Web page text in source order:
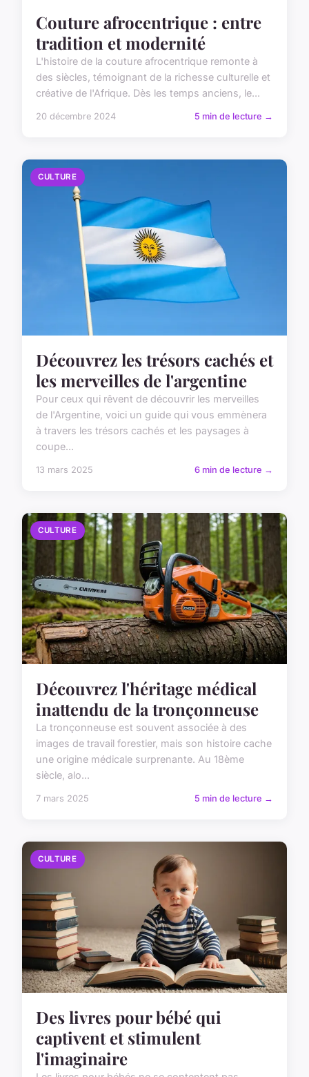
Couture afrocentrique : entre
tradition et modernité
L'histoire de la couture afrocentrique remonte à
des siècles, témoignant de la richesse culturelle et
créative de l'Afrique. Dès les temps anciens, le...
20 décembre 2024 5 min de lecture →
CULTURE
Découvrez les trésors cachés et
les merveilles de l'argentine
Pour ceux qui rêvent de découvrir les merveilles
de l'Argentine, voici un guide qui vous emmènera
à travers les trésors cachés et les paysages à
coupe...
13 mars 2025 6 min de lecture →
CULTURE
Découvrez l'héritage médical
inattendu de la tronçonneuse
La tronçonneuse est souvent associée à des
images de travail forestier, mais son histoire cache
une origine médicale surprenante. Au 18ème
siècle, alo...
7 mars 2025 5 min de lecture →
CULTURE
Des livres pour bébé qui
captivent et stimulent
l'imaginaire